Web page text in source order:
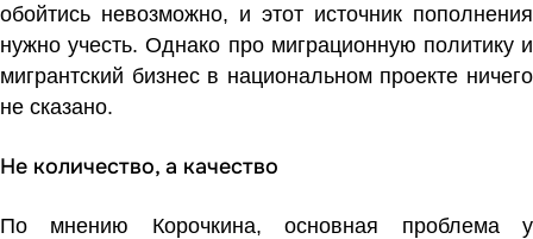
обойтись невозможно, и этот источник пополнения
нужно учесть. Однако про миграционную политику и
мигрантский бизнес в национальном проекте ничего
не сказано.
Не количество, а качество
По мнению Корочкина, основная проблема у